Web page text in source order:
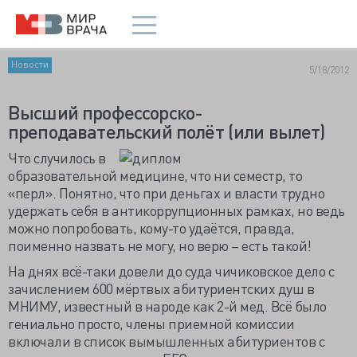
Новости 5/18/2012
Высший профессорско-
преподавательский полёт (или вылет)
Что случилось в
образовательной медицине, что ни семестр, то
«перл». Понятно, что при деньгах и власти трудно
удержать себя в антикоррупционных рамках, но ведь
можно попробовать, кому-то удаётся, правда,
поименно назвать не могу, но верю – есть такой!
На днях всё-таки довели до суда чичиковское дело с
зачислением 600 мёртвых абитуриентских душ в
МНИМУ, известный в народе как 2-й мед. Всё было
гениально просто, члены приемной комиссии
включали в список вымышленных абитуриентов с